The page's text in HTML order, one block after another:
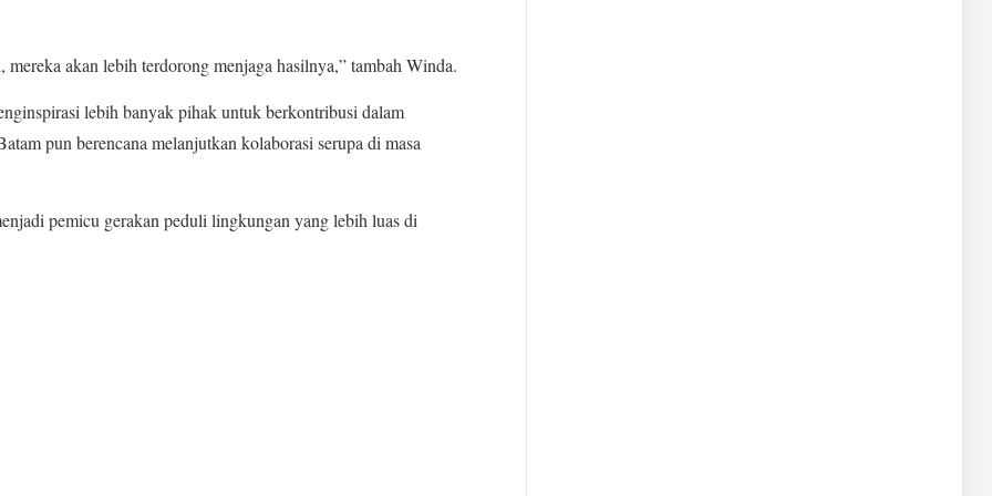
akan lebih terdorong menjaga hasilnya,” tambah Winda.
lebih banyak pihak untuk berkontribusi dalam
pun berencana melanjutkan kolaborasi serupa di masa
pemicu gerakan peduli lingkungan yang lebih luas di